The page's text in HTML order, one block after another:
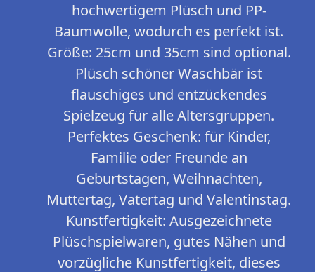
hochwertigem Plüsch und PP-
Baumwolle, wodurch es perfekt ist.
Größe: 25cm und 35cm sind optional.
Plüsch schöner Waschbär ist
flauschiges und entzückendes
Spielzeug für alle Altersgruppen.
Perfektes Geschenk: für Kinder,
Familie oder Freunde an
Geburtstagen, Weihnachten,
Muttertag, Vatertag und Valentinstag.
Kunstfertigkeit: Ausgezeichnete
Plüschspielwaren, gutes Nähen und
vorzügliche Kunstfertigkeit, dieses